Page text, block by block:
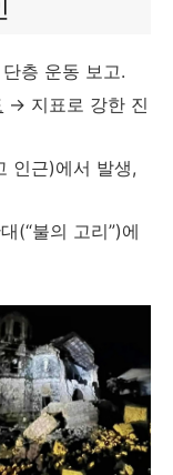
층 운동 보고.
→ 지표로 강한 진
인근)에서 발생,
(“불의 고리”)에